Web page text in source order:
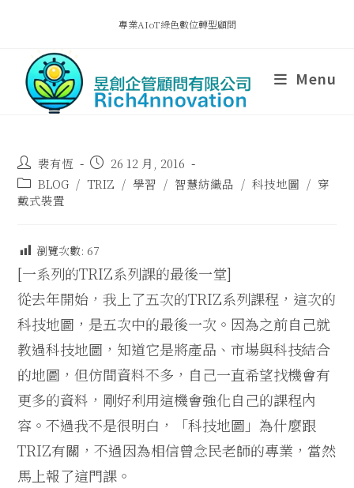
專業AIoT綠色數位轉型顧問
Menu
裴有恆
26 12 月, 2016
BLOG / TRIZ / 學習 / 智慧紡織品 / 科技地圖 / 穿
戴式裝置
瀏覽次數: 67
[一系列的TRIZ系列課的最後一堂]
從去年開始，我上了五次的TRIZ系列課程，這次的
科技地圖，是五次中的最後一次。因為之前自己就
教過科技地圖，知道它是將產品、市場與科技結合
的地圖，但仿間資料不多，自己一直希望找機會有
更多的資料，剛好利用這機會強化自己的課程內
容。不過我不是很明白，「科技地圖」為什麼跟
TRIZ有關，不過因為相信曾念民老師的專業，當然
馬上報了這門課。